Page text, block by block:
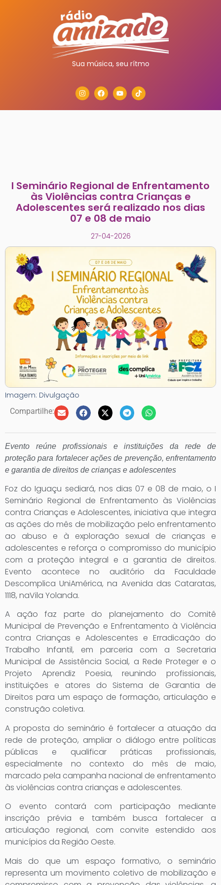
Sua música, seu rítmo
I Seminário Regional de Enfrentamento
às Violências contra Crianças e
Adolescentes será realizado nos dias
07 e 08 de maio
27-04-2026
Imagem: Divulgação
Compartilhe:
Evento reúne profissionais e instituições da rede de
proteção para fortalecer ações de prevenção, enfrentamento
e garantia de direitos de crianças e adolescentes
Foz do Iguaçu sediará, nos dias 07 e 08 de maio, o I
Seminário Regional de Enfrentamento às Violências
contra Crianças e Adolescentes, iniciativa que integra
as ações do mês de mobilização pelo enfrentamento
ao abuso e à exploração sexual de crianças e
adolescentes e reforça o compromisso do município
com a proteção integral e a garantia de direitos.
Evento acontece no auditório da Faculdade
Descomplica UniAmérica, na Avenida das Cataratas,
1118, naVila Yolanda.
A ação faz parte do planejamento do Comitê
Municipal de Prevenção e Enfrentamento à Violência
contra Crianças e Adolescentes e Erradicação do
Trabalho Infantil, em parceria com a Secretaria
Municipal de Assistência Social, a Rede Proteger e o
Projeto Aprendiz Poesia, reunindo profissionais,
instituições e atores do Sistema de Garantia de
Direitos para um espaço de formação, articulação e
construção coletiva.
A proposta do seminário é fortalecer a atuação da
rede de proteção, ampliar o diálogo entre políticas
públicas e qualificar práticas profissionais,
especialmente no contexto do mês de maio,
marcado pela campanha nacional de enfrentamento
às violências contra crianças e adolescentes.
O evento contará com participação mediante
inscrição prévia e também busca fortalecer a
articulação regional, com convite estendido aos
municípios da Região Oeste.
Mais do que um espaço formativo, o seminário
representa um movimento coletivo de mobilização e